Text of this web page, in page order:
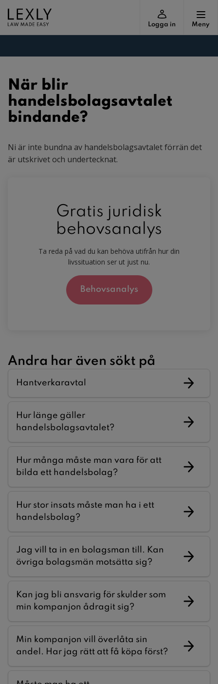
Logga in Meny
När blir
handelsbolagsavtalet
bindande?
Ni är inte bundna av handelsbolagsavtalet förrän det
är utskrivet och undertecknat.
Gratis juridisk
behovsanalys
Ta reda på vad du kan behöva utifrån hur din
livssituation ser ut just nu.
Behovsanalys
Andra har även sökt på
Hantverkaravtal
Hur länge gäller
handelsbolagsavtalet?
Hur många måste man vara för att
bilda ett handelsbolag?
Hur stor insats måste man ha i ett
handelsbolag?
Jag vill ta in en bolagsman till. Kan
övriga bolagsmän motsätta sig?
Kan jag bli ansvarig för skulder som
min kompanjon ådragit sig?
Min kompanjon vill överlåta sin
andel. Har jag rätt att få köpa först?